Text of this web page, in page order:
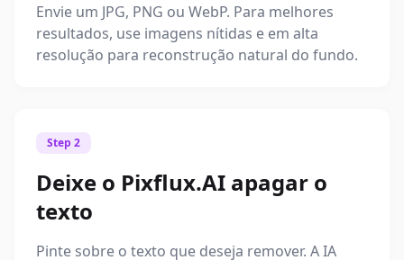
Envie um JPG, PNG ou WebP. Para melhores
resultados, use imagens nítidas e em alta
resolução para reconstrução natural do fundo.
Step 2
Deixe o Pixflux.AI apagar o
texto
Pinte sobre o texto que deseja remover. A IA